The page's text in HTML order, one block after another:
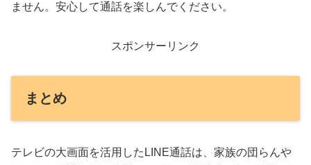
ません。安心して通話を楽しんでください。
スポンサーリンク
まとめ
テレビの大画面を活用したLINE通話は、家族の団らんや